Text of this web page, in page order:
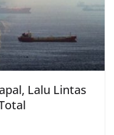
Lalu Lintas